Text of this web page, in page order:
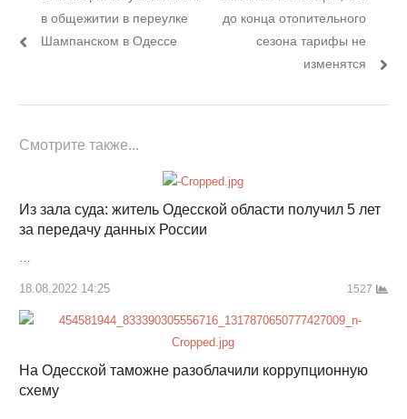
записям
пост:
в общежитии в переулке
Шампанском в Одессе
пост:
до конца отопительного
сезона тарифы не
изменятся
Смотрите также...
Из зала суда: житель Одесской области получил 5 лет
за передачу данных России
…
18.08.2022 14:25 1527
На Одесской таможне разоблачили коррупционную
схему